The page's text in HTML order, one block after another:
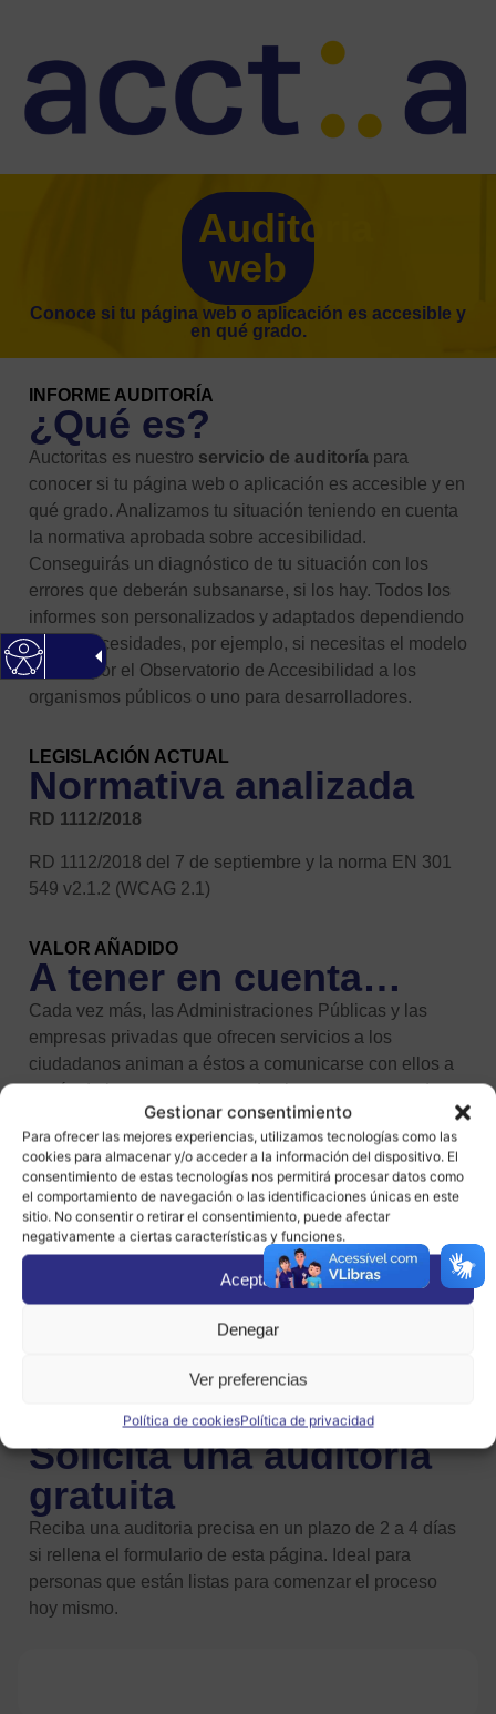
Gestionar consentimiento
Para ofrecer las mejores experiencias, utilizamos tecnologías como las
cookies para almacenar y/o acceder a la información del dispositivo. El
consentimiento de estas tecnologías nos permitirá procesar datos como
el comportamiento de navegación o las identificaciones únicas en este
sitio. No consentir o retirar el consentimiento, puede afectar
negativamente a ciertas características y funciones.
Aceptar
Denegar
Ver preferencias
Política de cookiesPolítica de privacidad
Auditoria
web
Conoce si tu página web o aplicación es accesible y
en qué grado.
INFORME AUDITORÍA
¿Qué es?
Auctoritas es nuestro servicio de auditoría para
conocer si tu página web o aplicación es accesible y en
qué grado. Analizamos tu situación teniendo en cuenta
la normativa aprobada sobre accesibilidad.
Conseguirás un diagnóstico de tu situación con los
errores que deberán subsanarse, si los hay. Todos los
informes son personalizados y adaptados dependiendo
de tus necesidades, por ejemplo, si necesitas el modelo
exigido por el Observatorio de Accesibilidad a los
organismos públicos o uno para desarrolladores.
LEGISLACIÓN ACTUAL
Normativa analizada
RD 1112/2018
RD 1112/2018 del 7 de septiembre y la norma EN 301
549 v2.1.2 (WCAG 2.1)
VALOR AÑADIDO
A tener en cuenta…
Cada vez más, las Administraciones Públicas y las
empresas privadas que ofrecen servicios a los
ciudadanos animan a éstos a comunicarse con ellos a
través de internet, pero no todas las personas pueden
hacerlo en las mismas condiciones.
Sólo en España hay más de un millón de personas que
tienetotalmente impedido el acceso a los
contenidos y servicios de Internet. Si sumamos
aquellas que tienen dificultades más o menos graves
por sus limitaciones físicas o a causa de su edad, la
cifra llega hasta los 16 millones, aproximadamente el
HABLEMOS SOBRE TU PROYECTO
Solicita una auditoria
gratuita
Reciba una auditoria precisa en un plazo de 2 a 4 días
si rellena el formulario de esta página. Ideal para
personas que están listas para comenzar el proceso
hoy mismo.